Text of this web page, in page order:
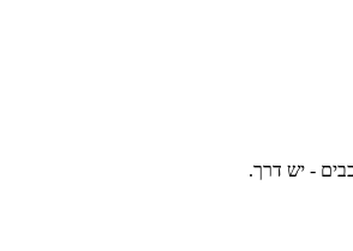
- יש דרך.